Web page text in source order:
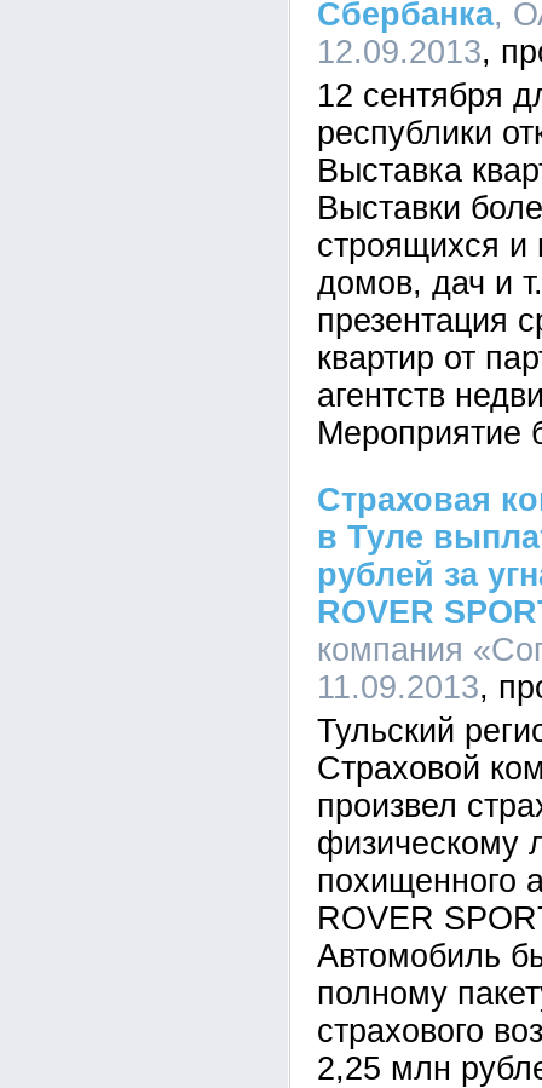
Сбербанка,
12.09.2013
12 сентября
республики
Выставка
Выставки
строящихся и
домов, дач и
презентация
квартир от
агентств
Мероприятие
Страховая
в Туле
рублей за
ROVER
компания
11.09.2013
Тульский
Страховой
произвел
физическому
похищенного
ROVER
Автомобиль
полному
страхового
2,25 млн